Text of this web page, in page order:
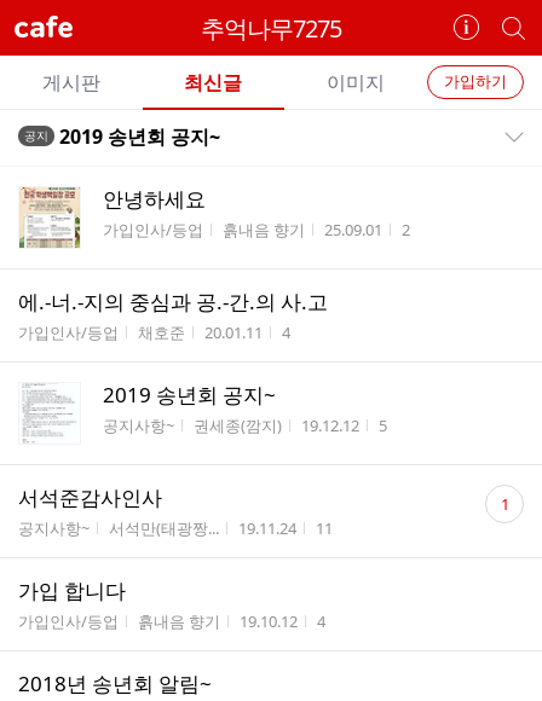
cafe 추억나무7275
카
페
정
보
개
별
카
페
검
카
페
메
뉴
가입하기
게시판 최신글 이미지
전
글
트
공지 2019 송년회 공지~
안녕하세요
게시판명
가입인사/등업 작성자
흙내음 향기 작성시간
25.09.01 조회수
2
에.-너.-지의 중심과 공.-간.의 사.고
게시판명
가입인사/등업 작성자
채호준 작성시간
20.01.11 조회수
4
2019 송년회 공지~
게시판명
공지사항~ 작성자
권세종(깜지) 작성시간
19.12.12 조회수
5
서석준감사인사
게시판명
공지사항~ 작성자
서석만(태광짱... 작성시간
19.11.24 조회수
11
댓
글 1
가입 합니다
게시판명
가입인사/등업 작성자
흙내음 향기 작성시간
19.10.12 조회수
4
2018년 송년회 알림~